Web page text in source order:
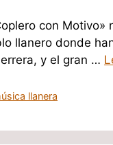
con Motivo»
llanero donde
y el gran …
llanera